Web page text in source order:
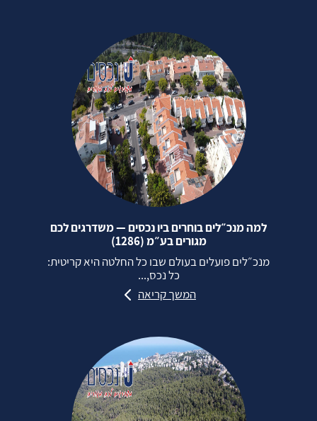
למה מנכ״לים בוחרים ביו נכסים — משדרגים לכם
מגורים בע״מ (1286)
מנכ״לים פועלים בעולם שבו כל החלטה היא קריטית:
כל נכס,...
המשך קריאה